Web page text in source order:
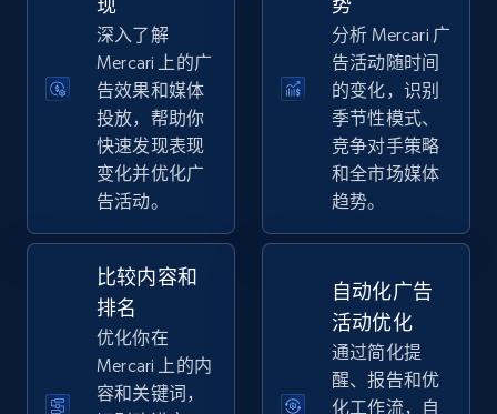
5.4K+ 立即开始
Amazon sellers info
Seller id, URL, Seller name, Description, Detailed
info, Stars, Feedbacks, Return policy, and more.
2.5K+ 378+
现
深入了解
Mercari 上的广
告效果和媒体
投放，帮助你
快速发现表现
变化并优化广
告活动。
势
分析 Mercari 广
告活动随时间
的变化，识别
季节性模式、
竞争对手策略
和全市场媒体
趋势。
比较内容和
排名
优化你在
Mercari 上的内
容和关键词，
自动化广告
活动优化
通过简化提
醒、报告和优
化工作流，自